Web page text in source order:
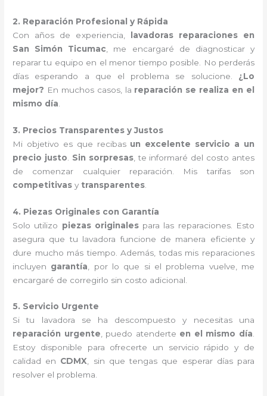
2. Reparación Profesional y Rápida
Con años de experiencia,
lavadoras reparaciones en
San Simón Ticumac , me encargaré de diagnosticar y
reparar tu equipo en el menor tiempo posible. No perderás
días esperando a que el problema se solucione. ¿Lo
mejor? En muchos casos, la reparación se realiza en el
mismo día
3. Precios Transparentes y Justos
Mi objetivo es que recibas un excelente servicio a un
precio justo
Sin sorpresas, te informaré del costo antes
de comenzar cualquier reparación. Mis tarifas son
competitivas y transparentes
4. Piezas Originales con Garantía
Solo utilizo piezas originalespara las reparaciones. Esto
asegura que tu lavadora funcione de manera eficiente y
dure mucho más tiempo. Además, todas mis reparaciones
incluyen garantía , por lo que si el problema vuelve, me
encargaré de corregirlo sin costo adicional.
5. Servicio Urgente
Si tu lavadora se ha descompuesto y necesitas una
reparación urgente, puedo atenderte en el mismo día.
Estoy disponible para ofrecerte un servicio rápido y de
calidad en CDMX, sin que tengas que esperar días para
resolver el problema.